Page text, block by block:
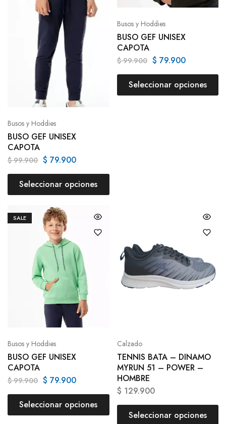
Busos y Hoddies
BUSO GEF UNISEX
CAPOTA
$99.900 $ 79.900
Seleccionar opciones
Busos y Hoddies
BUSO GEF UNISEX
CAPOTA
$99.900 $ 79.900
Seleccionar opciones
SALE
Busos y Hoddies
BUSO GEF UNISEX
CAPOTA
$99.900 $ 79.900
Seleccionar opciones
Calzado
TENNIS BATA – DINAMO
MYRUN 51 – POWER –
HOMBRE
$ 129.900
Seleccionar opciones